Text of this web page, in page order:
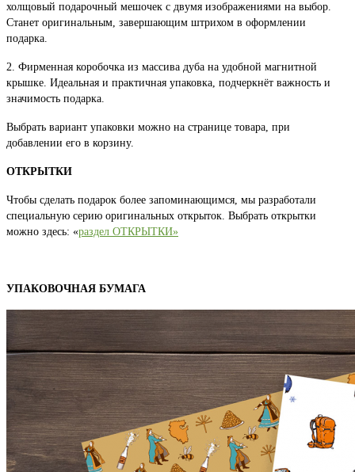
товара.
холщовый подарочный мешочек с двумя изображениями на выбор.
Станет оригинальным, завершающим штрихом в оформлении
подарка.
2. Фирменная коробочка из массива дуба на удобной магнитной
крышке. Идеальная и практичная упаковка, подчеркнёт важность и
значимость подарка.
Выбрать вариант упаковки можно на странице товара, при
добавлении его в корзину.
ОТКРЫТКИ
Чтобы сделать подарок более запоминающимся, мы разработали
специальную серию оригинальных открыток. Выбрать открытки
можно здесь: «раздел ОТКРЫТКИ»
УПАКОВОЧНАЯ БУМАГА